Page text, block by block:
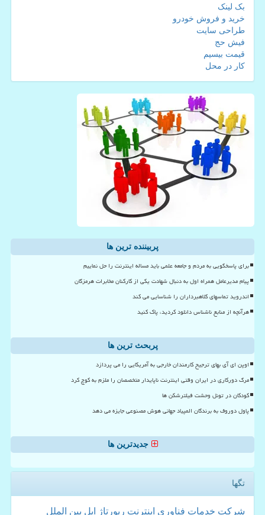
بک لینک
خرید و فروش خودرو
طراحی سایت
فیش حج
قیمت بیسیم
کار در محل
پربیننده ترین ها
برای پاسخگویی به مردم و جامعه علمی باید مساله اینترنت را حل نماییم
پیام مدیرعامل همراه اول به دنبال شهادت یکی از کارکنان مخابرات هرمزگان
اندروید تماسهای کلاهبرداران را شناسایی می کند
هرآنچه از منابع ناشناس دانلود کردید، پاک کنید
پربحث ترین ها
اوپن ای آی بهای ترجیح کارمندان خارجی به آمریکایی را می پردازد
مرگ دورکاری در ایران وقتی اینترنت ناپایدار متخصصان را ملزم به کوچ کرد
کودکان در تونل وحشت فیلترشکن ها
پاول دوروف به برندگان المپیاد جهانی هوش مصنوعی جایزه می دهد
جدیدترین ها
تگها
شركت خدمات فناوری اینترنت رپورتاژ اپل بین الملل